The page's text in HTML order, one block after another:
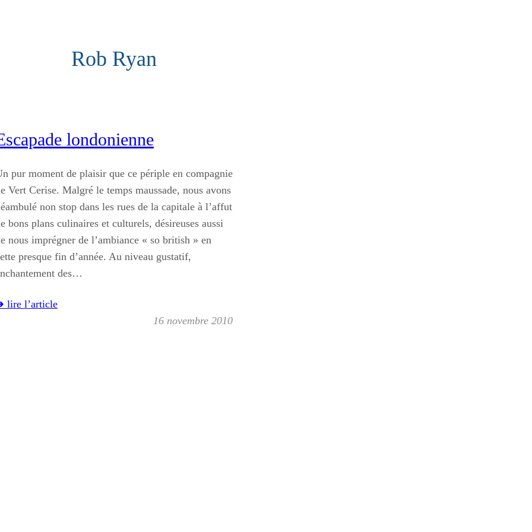
Rob Ryan
londonienne
pur moment de plaisir que ce périple en compagnie
Vert Cerise. Malgré le temps maussade, nous avons
non stop dans les rues de la capitale à l’affut
bons plans culinaires et culturels, désireuses aussi
nous imprégner de l’ambiance « so british » en
presque fin d’année. Au niveau gustatif,
des…
lire l’article
16 novembre 2010